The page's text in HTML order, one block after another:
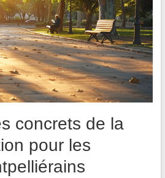
concrets de la
pour les